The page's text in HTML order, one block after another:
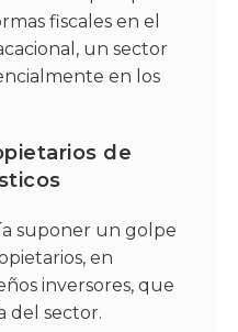
fiscales en el
un sector
en los
de
suponer un golpe
en
inversores, que
del sector.